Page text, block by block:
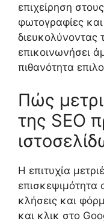
επιχείρηση
φωτογραφίες και
διευκολύνοντας
επικοινωνήσει
πιθανότητα
Πώς
της SEO
Η επιτυχία
επισκεψιμότητα
κλήσεις και
και κλικ στο